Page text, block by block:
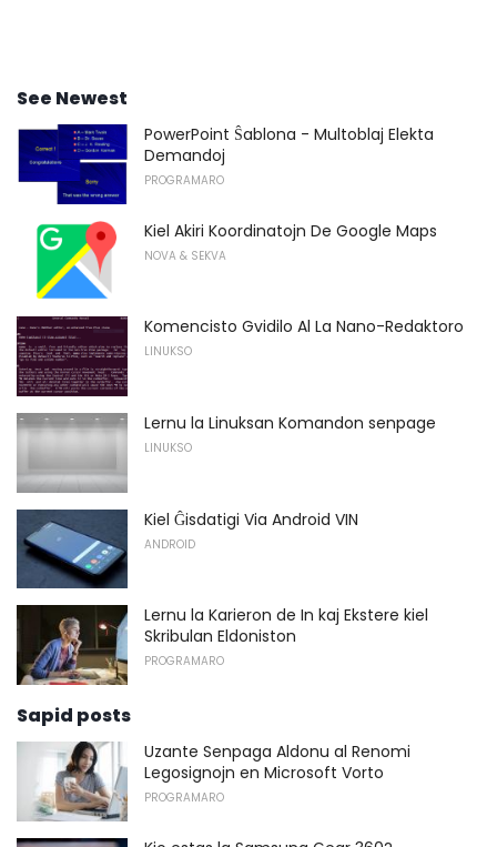
See Newest
PowerPoint Ŝablona - Multoblaj Elekta
Demandoj
PROGRAMARO
Kiel Akiri Koordinatojn De Google Maps
NOVA & SEKVA
Komencisto Gvidilo Al La Nano-Redaktoro
LINUKSO
Lernu la Linuksan Komandon senpage
LINUKSO
Kiel Ĝisdatigi Via Android VIN
ANDROID
Lernu la Karieron de In kaj Ekstere kiel
Skribulan Eldoniston
PROGRAMARO
Sapid posts
Uzante Senpaga Aldonu al Renomi
Legosignojn en Microsoft Vorto
PROGRAMARO